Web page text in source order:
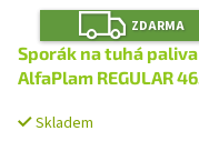
Z
D
A
R
M
ZDARMA
Sporák na tuhá paliva
AlfaPlam REGULAR 46
Skladem